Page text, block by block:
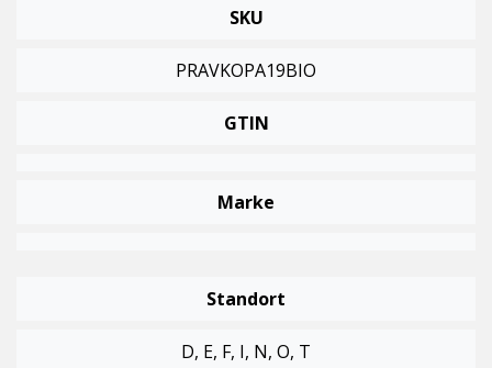
SKU
PRAVKOPA19BIO
GTIN
Marke
Standort
D, E, F, I, N, O, T